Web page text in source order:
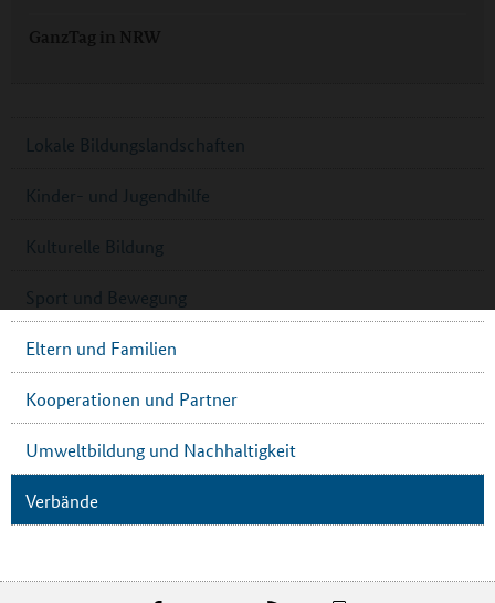
GanzTag in NRW
Lokale Bildungslandschaften
Kinder- und Jugendhilfe
Kulturelle Bildung
Sport und Bewegung
Eltern und Familien
Kooperationen und Partner
Umweltbildung und Nachhaltigkeit
Verbände